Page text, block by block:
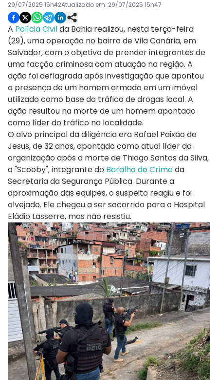
29/07/2025 15h42Atualizado em: 29/07/2025 15h47
A Polícia Civilda Bahia realizou, nesta terça-feira
(29), uma operação no bairro de Vila Canária, em
Salvador, com o objetivo de prender integrantes de
uma facção criminosa com atuação na região. A
ação foi deflagrada após investigação que apontou
a presença de um homem armado em um imóvel
utilizado como base do tráfico de drogas local. A
ação resultou na morte de um homem apontado
como líder do tráfico na localidade.
O alvo principal da diligência era Rafael Paixão de
Jesus, de 32 anos, apontado como atual líder da
organização após a morte de Thiago Santos da Silva,
o "Scooby", integrante do Baralho do Crimeda
Secretaria da Segurança Pública. Durante a
aproximação das equipes, o suspeito reagiu e foi
alvejado. Ele chegou a ser socorrido para o Hospital
Eládio Lasserre, mas não resistiu.